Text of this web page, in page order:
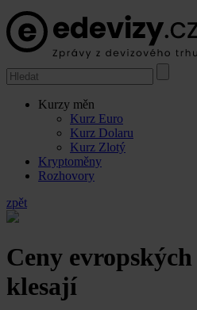
Kurzy měn
Kurz Euro
Kurz Dolaru
Kurz Zlotý
Kryptoměny
Rozhovory
zpět
Ceny
klesají